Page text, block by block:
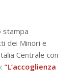
stampa
dei Minori e
Centrale con
“L’accoglienza